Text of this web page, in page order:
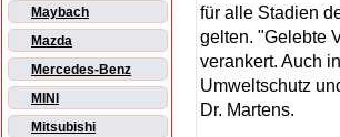
Maybach
Mazda
Mercedes-Benz
MINI
Mitsubishi
für alle Stadien
gelten. "Gelebte
verankert. Auch
Umweltschutz
Dr. Martens.